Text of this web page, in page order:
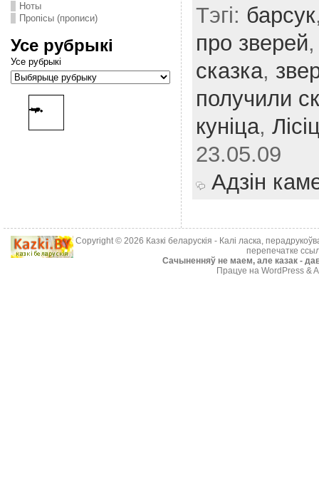
Ноты
Пропісы (прописи)
Усе рубрыкі
Усе рубрыкі
Тэгі: барсук
про зверей
сказка,
получили
куніца,
23.05.09
Адзін
Copyright © 2026 Казкі беларускія - Калі ласка,
перепечатке
Cачыненняў не маем, але казак -
Працуе на WordPress &